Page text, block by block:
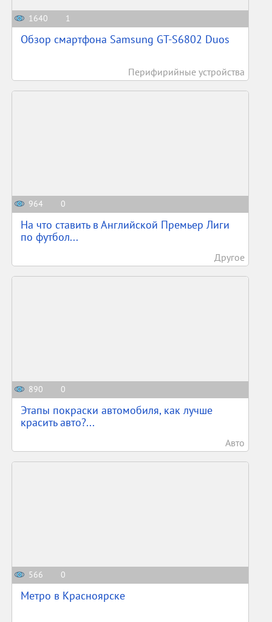
1640 1
Обзор смартфона Samsung GT-S6802 Duos
Перифирийные устройства
964 0
На что ставить в Английской Премьер Лиги
по футбол...
Другое
890 0
Этапы покраски автомобиля, как лучше
красить авто?...
Авто
566 0
Метро в Красноярске